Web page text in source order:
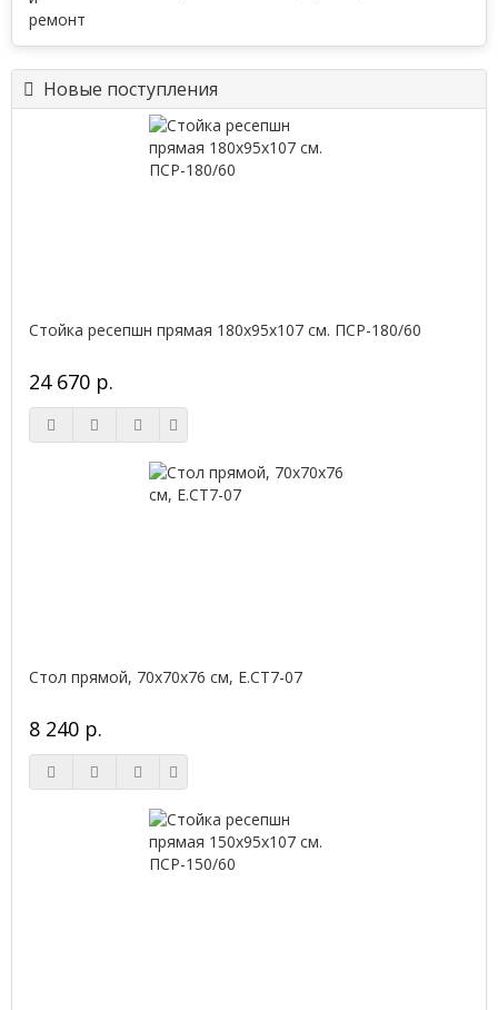
Новые поступления
Стойка ресепшн прямая 180х95х107 см. ПСР-180/60
24 670 р.
Стол прямой, 70x70x76 см, Е.СТ7-07
8 240 р.